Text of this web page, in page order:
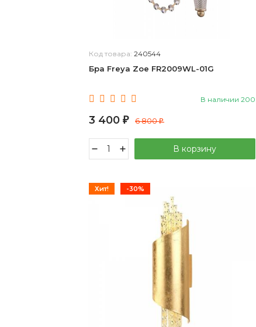
Код товара: 240544
Бра Freya Zoe FR2009WL-01G
В наличии 200
3 400 ₽ 6 800₽
В корзину
Хит! -30%